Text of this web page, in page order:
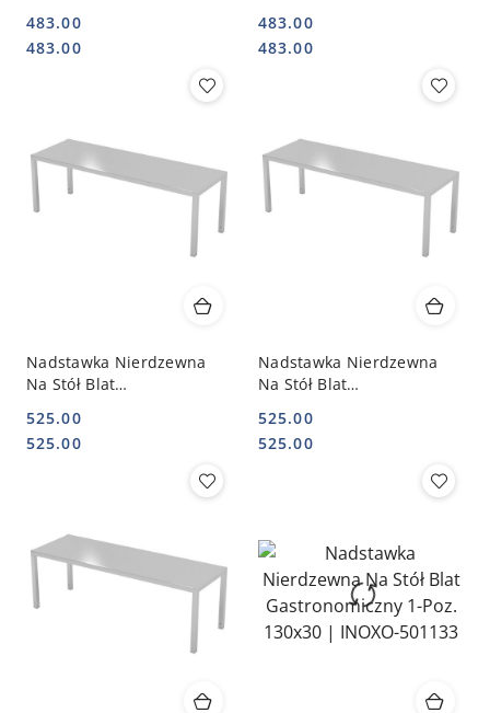
100x40 | INOXO-501104
Cena:
483.00
Cena:
483.00
110x30 | INOXO-501113
Cena:
483.00
Cena:
483.00
Nadstawka Nierdzewna
Na Stół Blat
110x40 | INOXO-501114
Cena:
525.00
Cena:
525.00
Nadstawka Nierdzewna
Na Stół Blat
120x30 | INOXO-501123
Cena:
525.00
Cena:
525.00